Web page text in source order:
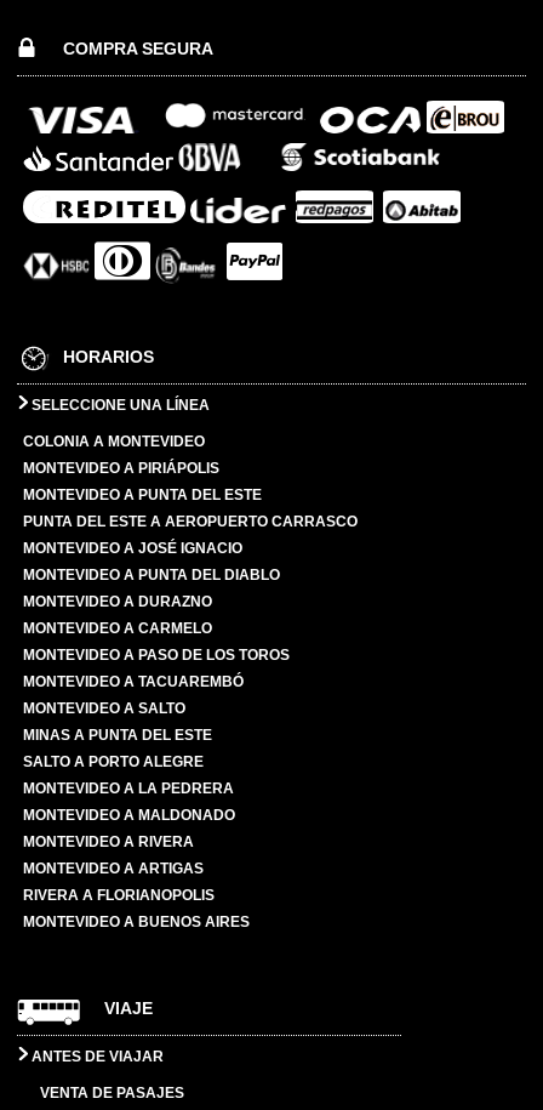
COMPRA SEGURA
HORARIOS
SELECCIONE UNA LÍNEA
COLONIA A MONTEVIDEO
MONTEVIDEO A PIRIÁPOLIS
MONTEVIDEO A PUNTA DEL ESTE
PUNTA DEL ESTE A AEROPUERTO CARRASCO
MONTEVIDEO A JOSÉ IGNACIO
MONTEVIDEO A PUNTA DEL DIABLO
MONTEVIDEO A DURAZNO
MONTEVIDEO A CARMELO
MONTEVIDEO A PASO DE LOS TOROS
MONTEVIDEO A TACUAREMBÓ
MONTEVIDEO A SALTO
MINAS A PUNTA DEL ESTE
SALTO A PORTO ALEGRE
MONTEVIDEO A LA PEDRERA
MONTEVIDEO A MALDONADO
MONTEVIDEO A RIVERA
MONTEVIDEO A ARTIGAS
RIVERA A FLORIANOPOLIS
MONTEVIDEO A BUENOS AIRES
VIAJE
ANTES DE VIAJAR
VENTA DE PASAJES